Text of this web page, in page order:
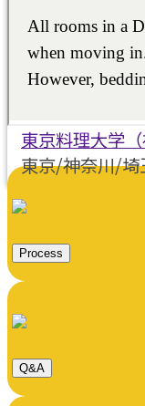
東京料理大学
東京/神奈川/埼
東京料理大学
東京料理大学（
東京/神奈川/埼
Process
Q&A